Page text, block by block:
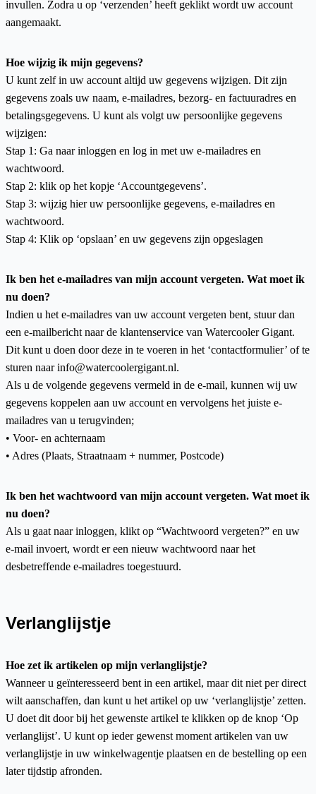
invullen. Zodra u op ‘verzenden’ heeft geklikt wordt uw account
aangemaakt.
Hoe wijzig ik mijn gegevens?
U kunt zelf in uw account altijd uw gegevens wijzigen. Dit zijn
gegevens zoals uw naam, e-mailadres, bezorg- en factuuradres en
betalingsgegevens. U kunt als volgt uw persoonlijke gegevens
wijzigen:
Stap 1: Ga naar inloggen en log in met uw e-mailadres en
wachtwoord.
Stap 2: klik op het kopje ‘Accountgegevens’.
Stap 3: wijzig hier uw persoonlijke gegevens, e-mailadres en
wachtwoord.
Stap 4: Klik op ‘opslaan’ en uw gegevens zijn opgeslagen
Ik ben het e-mailadres van mijn account vergeten. Wat moet ik
nu doen?
Indien u het e-mailadres van uw account vergeten bent, stuur dan
een e-mailbericht naar de klantenservice van Watercooler Gigant.
Dit kunt u doen door deze in te voeren in het ‘contactformulier’ of te
sturen naar info@watercoolergigant.nl.
Als u de volgende gegevens vermeld in de e-mail, kunnen wij uw
gegevens koppelen aan uw account en vervolgens het juiste e-
mailadres van u terugvinden;
• Voor- en achternaam
• Adres (Plaats, Straatnaam + nummer, Postcode)
Ik ben het wachtwoord van mijn account vergeten. Wat moet ik
nu doen?
Als u gaat naar inloggen, klikt op “Wachtwoord vergeten?” en uw
e-mail invoert, wordt er een nieuw wachtwoord naar het
desbetreffende e-mailadres toegestuurd.
Verlanglijstje
Hoe zet ik artikelen op mijn verlanglijstje?
Wanneer u geïnteresseerd bent in een artikel, maar dit niet per direct
wilt aanschaffen, dan kunt u het artikel op uw ‘verlanglijstje’ zetten.
U doet dit door bij het gewenste artikel te klikken op de knop ‘Op
verlanglijst’. U kunt op ieder gewenst moment artikelen van uw
verlanglijstje in uw winkelwagentje plaatsen en de bestelling op een
later tijdstip afronden.